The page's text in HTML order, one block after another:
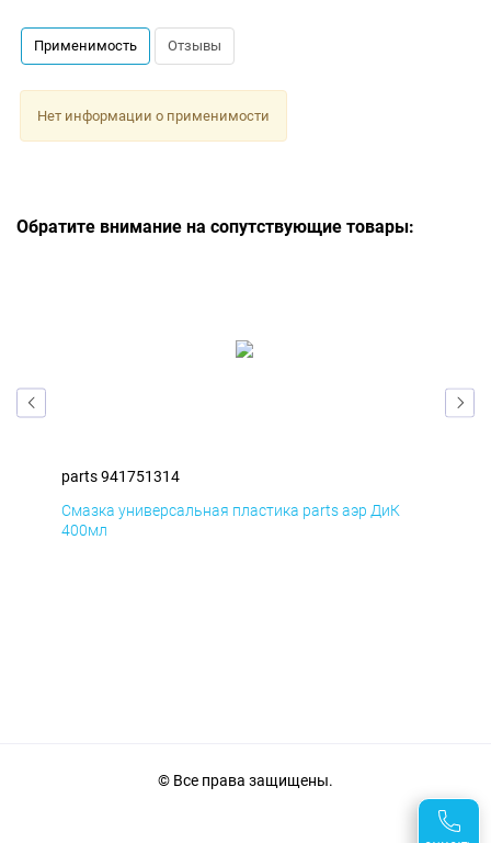
Применимость Отзывы
Нет информации о применимости
Обратите внимание на сопутствующие товары:
parts 941751314
Смазка универсальная пластика parts аэр ДиК
400мл
© Все права защищены.